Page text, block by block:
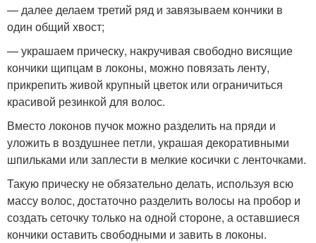
— далее делаем третий ряд и завязываем кончики в
один общий хвост;
— украшаем прическу, накручивая свободно висящие
кончики щипцам в локоны, можно повязать ленту,
прикрепить живой крупный цветок или ограничиться
красивой резинкой для волос.
Вместо локонов пучок можно разделить на пряди и
уложить в воздушнее петли, украшая декоративными
шпильками или заплести в мелкие косички с ленточками.
Такую прическу не обязательно делать, используя всю
массу волос, достаточно разделить волосы на пробор и
создать сеточку только на одной стороне, а оставшиеся
кончики оставить свободными и завить в локоны.